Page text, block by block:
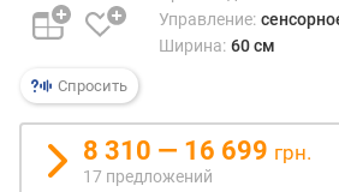
ж
м
)
(
м
³
Спросить
Управление:
Ширина: 60 см
8 310 — 16 699 грн.
17 предложений